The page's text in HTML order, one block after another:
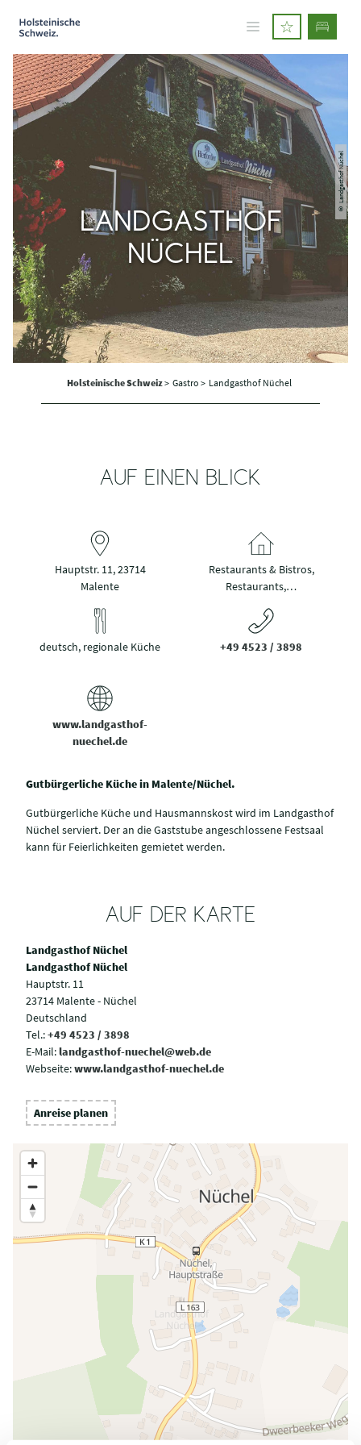
© Landgasthof Nüchel
LANDGASTHOF
NÜCHEL
Holsteinische Schweiz> Gastro > Landgasthof Nüchel
AUF EINEN BLICK
Hauptstr. 11, 23714
Malente
Restaurants & Bistros,
Restaurants,…
deutsch, regionale Küche +49 4523 / 3898
www.landgasthof-
nuechel.de
Gutbürgerliche Küche in Malente/Nüchel.
Gutbürgerliche Küche und Hausmannskost wird im Landgasthof
Nüchel serviert. Der an die Gaststube angeschlossene Festsaal
kann für Feierlichkeiten gemietet werden.
AUF DER KARTE
Landgasthof Nüchel
Landgasthof Nüchel
Hauptstr. 11
23714 Malente - Nüchel
Deutschland
Tel.:+49 4523 / 3898
E-Mail:landgasthof-nuechel@web.de
Webseite:www.landgasthof-nuechel.de
Anreise planen